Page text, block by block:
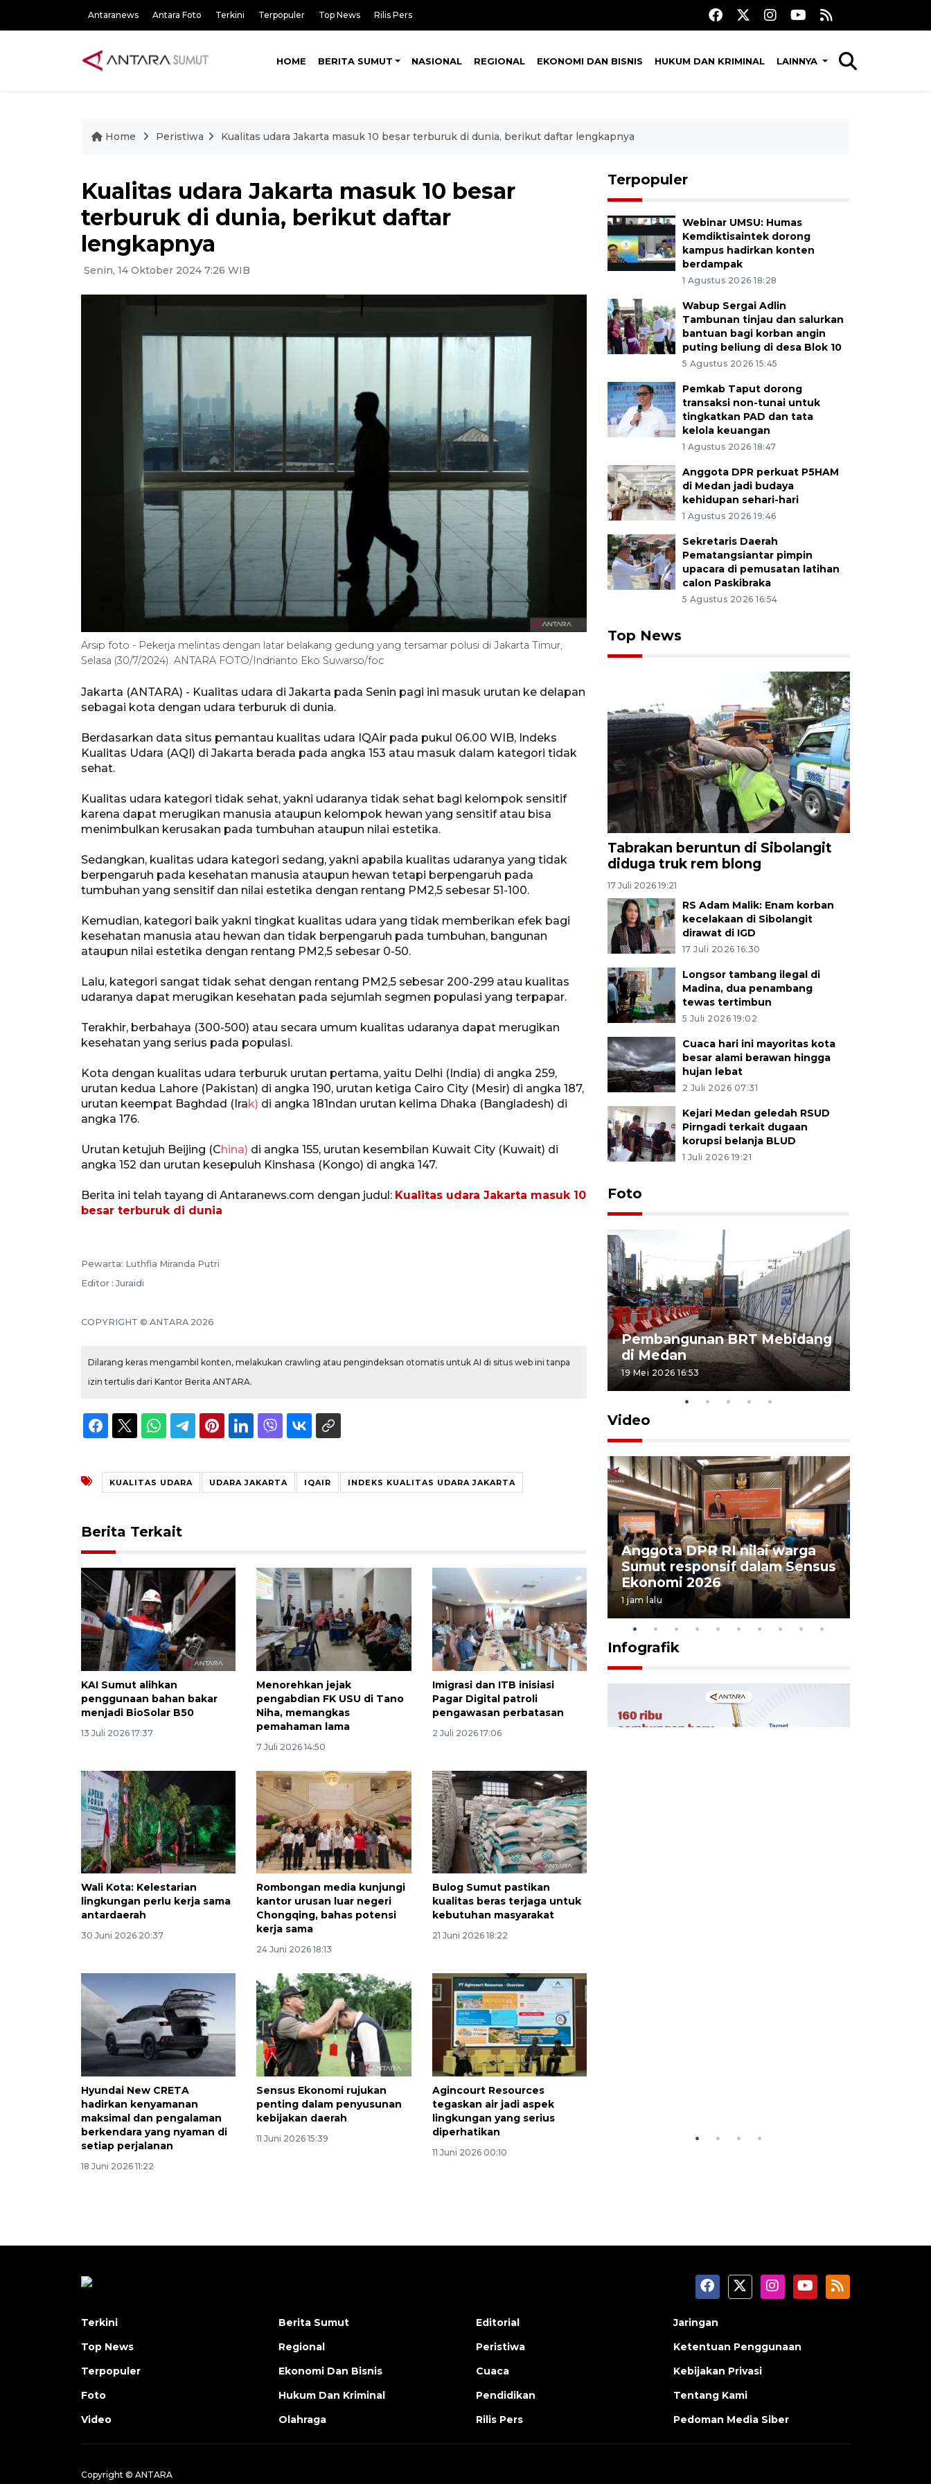
Antaranews Antara Foto Terkini Terpopuler Top News Rilis Pers
HOME BERITA SUMUT NASIONAL REGIONAL EKONOMI DAN BISNIS HUKUM DAN KRIMINAL LAINNYA
Home Peristiwa Kualitas udara Jakarta masuk 10 besar terburuk di dunia, berikut daftar lengkapnya
Kualitas udara Jakarta masuk 10 besar
terburuk di dunia, berikut daftar
lengkapnya
Senin, 14 Oktober 2024 7:26 WIB
Arsip foto - Pekerja melintas dengan latar belakang gedung yang tersamar polusi di Jakarta Timur,
Selasa (30/7/2024). ANTARA FOTO/Indrianto Eko Suwarso/foc
Jakarta (ANTARA) - Kualitas udara di Jakarta pada Senin pagi ini masuk urutan ke delapan
sebagai kota dengan udara terburuk di dunia.
Berdasarkan data situs pemantau kualitas udara IQAir pada pukul 06.00 WIB, Indeks
Kualitas Udara (AQI) di Jakarta berada pada angka 153 atau masuk dalam kategori tidak
sehat.
Kualitas udara kategori tidak sehat, yakni udaranya tidak sehat bagi kelompok sensitif
karena dapat merugikan manusia ataupun kelompok hewan yang sensitif atau bisa
menimbulkan kerusakan pada tumbuhan ataupun nilai estetika.
Sedangkan, kualitas udara kategori sedang, yakni apabila kualitas udaranya yang tidak
berpengaruh pada kesehatan manusia ataupun hewan tetapi berpengaruh pada
tumbuhan yang sensitif dan nilai estetika dengan rentang PM2,5 sebesar 51-100.
Kemudian, kategori baik yakni tingkat kualitas udara yang tidak memberikan efek bagi
kesehatan manusia atau hewan dan tidak berpengaruh pada tumbuhan, bangunan
ataupun nilai estetika dengan rentang PM2,5 sebesar 0-50.
Lalu, kategori sangat tidak sehat dengan rentang PM2,5 sebesar 200-299 atau kualitas
udaranya dapat merugikan kesehatan pada sejumlah segmen populasi yang terpapar.
Terakhir, berbahaya (300-500) atau secara umum kualitas udaranya dapat merugikan
kesehatan yang serius pada populasi.
Kota dengan kualitas udara terburuk urutan pertama, yaitu Delhi (India) di angka 259,
urutan kedua Lahore (Pakistan) di angka 190, urutan ketiga Cairo City (Mesir) di angka 187,
urutan keempat Baghdad (Irak) di angka 181ndan urutan kelima Dhaka (Bangladesh) di
angka 176.
Urutan ketujuh Beijing (China) di angka 155, urutan kesembilan Kuwait City (Kuwait) di
angka 152 dan urutan kesepuluh Kinshasa (Kongo) di angka 147.
Berita ini telah tayang di Antaranews.com dengan judul: Kualitas udara Jakarta masuk 10
besar terburuk di dunia
Pewarta: Luthfia Miranda Putri
Editor : Juraidi
COPYRIGHT © ANTARA 2026
Dilarang keras mengambil konten, melakukan crawling atau pengindeksan otomatis untuk AI di situs web ini tanpa
izin tertulis dari Kantor Berita ANTARA.
KUALITAS UDARA UDARA JAKARTA IQAIR INDEKS KUALITAS UDARA JAKARTA
Berita Terkait
KAI Sumut alihkan
penggunaan bahan bakar
menjadi BioSolar B50
13 Juli 2026 17:37
Menorehkan jejak
pengabdian FK USU di Tano
Niha, memangkas
pemahaman lama
7 Juli 2026 14:50
Imigrasi dan ITB inisiasi
Pagar Digital patroli
pengawasan perbatasan
2 Juli 2026 17:06
Wali Kota: Kelestarian
lingkungan perlu kerja sama
antardaerah
30 Juni 2026 20:37
Rombongan media kunjungi
kantor urusan luar negeri
Chongqing, bahas potensi
kerja sama
24 Juni 2026 18:13
Bulog Sumut pastikan
kualitas beras terjaga untuk
kebutuhan masyarakat
21 Juni 2026 18:22
Hyundai New CRETA
hadirkan kenyamanan
maksimal dan pengalaman
berkendara yang nyaman di
setiap perjalanan
18 Juni 2026 11:22
Sensus Ekonomi rujukan
penting dalam penyusunan
kebijakan daerah
11 Juni 2026 15:39
Agincourt Resources
tegaskan air jadi aspek
lingkungan yang serius
diperhatikan
11 Juni 2026 00:10
Terpopuler
Webinar UMSU: Humas
Kemdiktisaintek dorong
kampus hadirkan konten
berdampak
1 Agustus 2026 18:28
Wabup Sergai Adlin
Tambunan tinjau dan salurkan
bantuan bagi korban angin
puting beliung di desa Blok 10
5 Agustus 2026 15:45
Pemkab Taput dorong
transaksi non-tunai untuk
tingkatkan PAD dan tata
kelola keuangan
1 Agustus 2026 18:47
Anggota DPR perkuat P5HAM
di Medan jadi budaya
kehidupan sehari-hari
1 Agustus 2026 19:46
Sekretaris Daerah
Pematangsiantar pimpin
upacara di pemusatan latihan
calon Paskibraka
5 Agustus 2026 16:54
Top News
Tabrakan beruntun di Sibolangit
diduga truk rem blong
17 Juli 2026 19:21
RS Adam Malik: Enam korban
kecelakaan di Sibolangit
dirawat di IGD
17 Juli 2026 16:30
Longsor tambang ilegal di
Madina, dua penambang
tewas tertimbun
5 Juli 2026 19:02
Cuaca hari ini mayoritas kota
besar alami berawan hingga
hujan lebat
2 Juli 2026 07:31
Kejari Medan geledah RSUD
Pirngadi terkait dugaan
korupsi belanja BLUD
1 Juli 2026 19:21
Foto
Sumut
Pembangunan BRT Mebidang
di Medan
19 Mei 2026 16:53
Video
luncurkan program Kodam
27 Juli 2026 20:00
Anggota DPR RI nilai warga
Sumut responsif dalam Sensus
Ekonomi 2026
1 jam lalu
Infografik
Ekonomi triwulan II-2026
tumbuh 5,29 persen
2026-08-06 18:45:00
Terkini
Top News
Terpopuler
Foto
Video
Berita Sumut
Regional
Ekonomi Dan Bisnis
Hukum Dan Kriminal
Olahraga
Editorial
Peristiwa
Cuaca
Pendidikan
Rilis Pers
Jaringan
Ketentuan Penggunaan
Kebijakan Privasi
Tentang Kami
Pedoman Media Siber
Copyright © ANTARA